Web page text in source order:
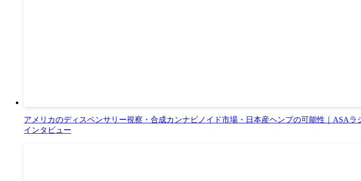
アメリカのディスペンサリー視察・合成カンナビノイド市場・日本産ヘンプの可能性｜ASAラ
インタビュー